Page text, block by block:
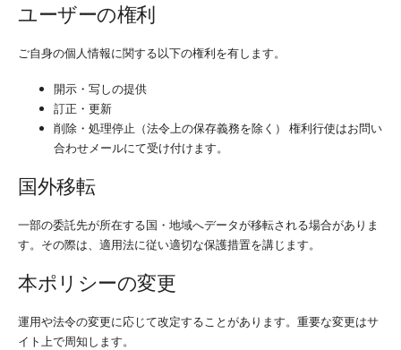
ユーザーの権利
ご自身の個人情報に関する以下の権利を有します。
開示・写しの提供
訂正・更新
削除・処理停止（法令上の保存義務を除く） 権利行使はお問い
合わせメールにて受け付けます。
国外移転
一部の委託先が所在する国・地域へデータが移転される場合がありま
す。その際は、適用法に従い適切な保護措置を講じます。
本ポリシーの変更
運用や法令の変更に応じて改定することがあります。重要な変更はサ
イト上で周知します。